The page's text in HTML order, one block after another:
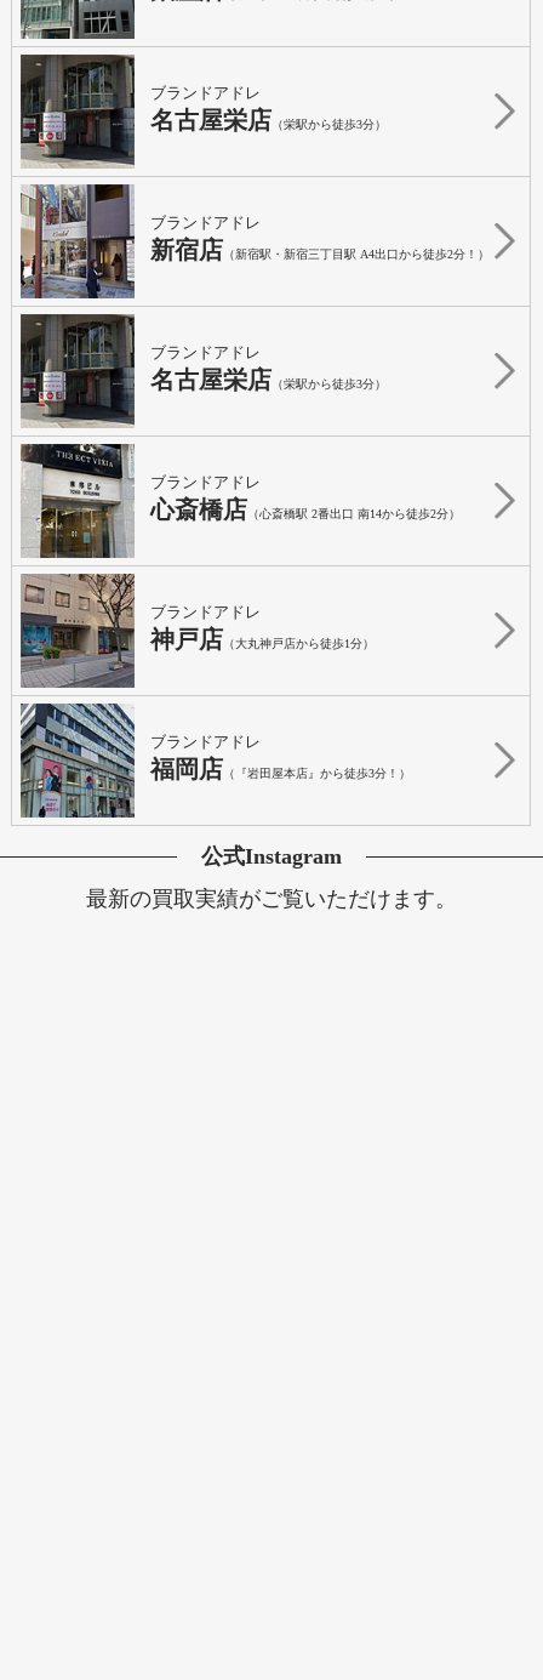
ブランドアドレ
名古屋栄店 （栄駅から徒歩3分）
ブランドアドレ
新宿店 （新宿駅・新宿三丁目駅 A4出口から徒歩2分！）
ブランドアドレ
名古屋栄店 （栄駅から徒歩3分）
ブランドアドレ
心斎橋店 （心斎橋駅 2番出口 南14から徒歩2分）
ブランドアドレ
神戸店 （大丸神戸店から徒歩1分）
ブランドアドレ
福岡店 （『岩田屋本店』から徒歩3分！）
公式Instagram
最新の買取実績がご覧いただけます。